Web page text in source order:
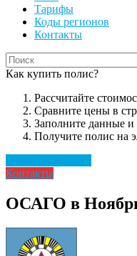
Тарифы
Коды регионов
Контакты
Как купить полис?
Рассчитайте
Сравните цены в
Заполните данные и
Получите полис на
Контакты
ОСАГО в